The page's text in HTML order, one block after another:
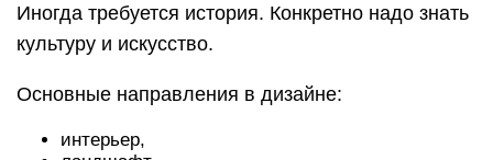
Иногда требуется история. Конкретно надо знать
культуру и искусство.
Основные направления в дизайне:
интерьер,